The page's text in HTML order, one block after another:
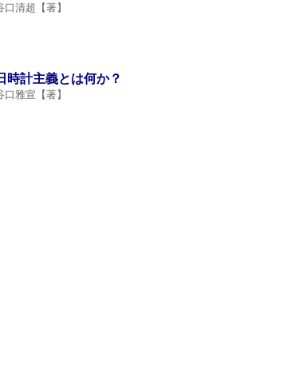
口清超【著】
時計主義とは何か？
口雅宣【著】